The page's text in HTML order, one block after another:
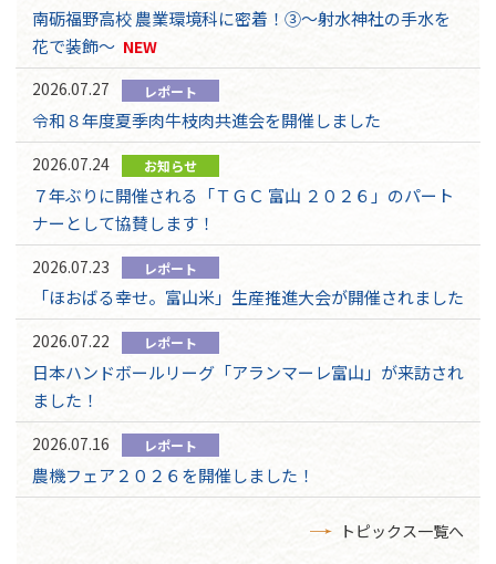
南砺福野高校 農業環境科に密着！③～射水神社の手水を
花で装飾～ NEW
2026.07.27
レポート
令和８年度夏季肉牛枝肉共進会を開催しました
2026.07.24 お知らせ
７年ぶりに開催される「ＴＧＣ 富山 ２０２６」のパート
ナーとして協賛します！
2026.07.23 レポート
「ほおばる幸せ。富山米」生産推進大会が開催されました
2026.07.22 レポート
日本ハンドボールリーグ「アランマーレ富山」が来訪され
ました！
2026.07.16 レポート
農機フェア２０２６を開催しました！
トピックス一覧へ